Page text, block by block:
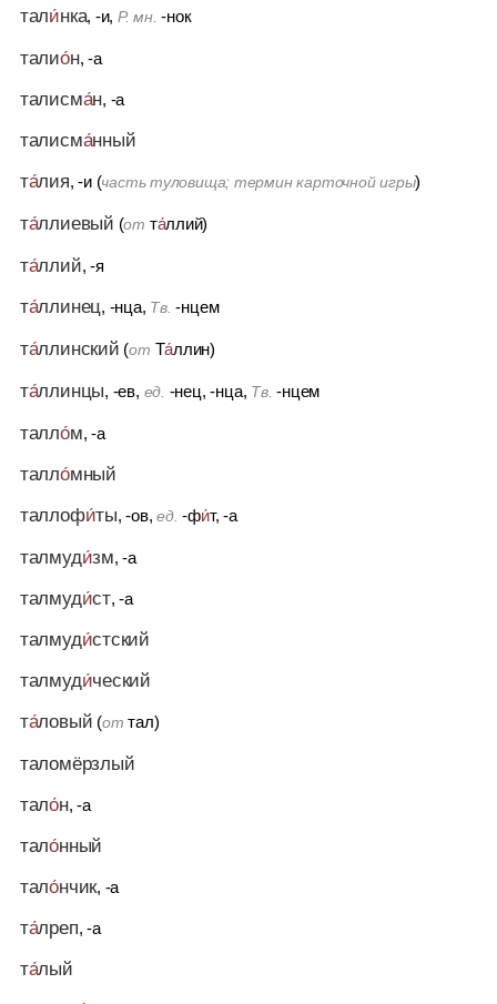
тали́нка, -и,Р. мн. -нок
талио́н, -а
талисма́н, -а
талисма́нный
та́лия, -и (часть туловища; термин карточной игры)
та́ллиевый (от та́ллий)
та́ллий, -я
та́ллинец, -нца, Тв. -нцем
та́ллинский (от Та́ллин)
та́ллинцы, -ев, ед. -нец, -нца, Тв. -нцем
талло́м, -а
талло́мный
таллофи́ты, -ов,ед. -фи́т, -а
талмуди́зм, -а
талмуди́ст, -а
талмуди́стский
талмуди́ческий
та́ловый (от тал)
таломёрзлый
тало́н, -а
тало́нный
тало́нчик, -а
та́лреп, -а
та́лый